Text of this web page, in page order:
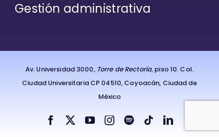
Gestión administrativa
Av. Universidad 3000, Torre de Rectoría, piso 10. Col.
Ciudad Universitaria CP 04510, Coyoacán, Ciudad de
México